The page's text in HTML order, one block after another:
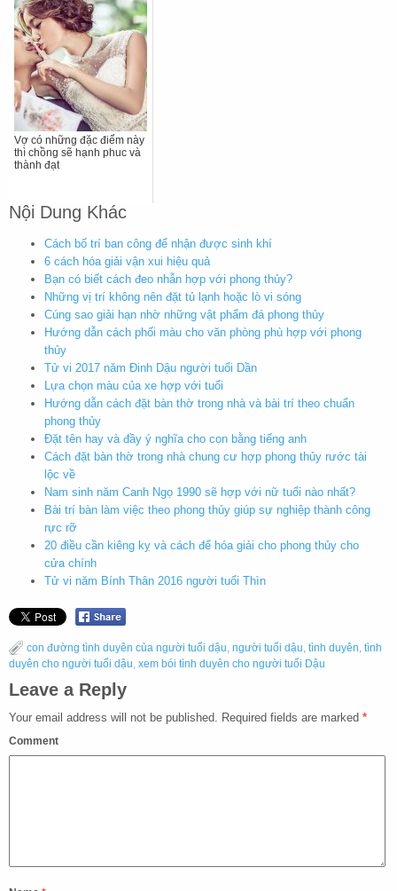
Vợ có những đặc điểm này
thì chồng sẽ hạnh phuc và
thành đạt
Nội Dung Khác
Cách bố trí ban công để nhận được sinh khí
6 cách hóa giải vận xui hiệu quả
Bạn có biết cách đeo nhẫn hợp với phong thủy?
Những vị trí không nên đặt tủ lạnh hoặc lò vi sóng
Cúng sao giải hạn nhờ những vật phẩm đá phong thủy
Hướng dẫn cách phối màu cho văn phòng phù hợp với phong
thủy
Tử vi 2017 năm Đinh Dậu người tuổi Dần
Lựa chọn màu của xe hợp với tuổi
Hướng dẫn cách đặt bàn thờ trong nhà và bài trí theo chuẩn
phong thủy
Đặt tên hay và đầy ý nghĩa cho con bằng tiếng anh
Cách đặt bàn thờ trong nhà chung cư hợp phong thủy rước tài
lộc về
Nam sinh năm Canh Ngọ 1990 sẽ hợp với nữ tuổi nào nhất?
Bài trí bàn làm việc theo phong thủy giúp sự nghiệp thành công
rực rỡ
20 điều cần kiêng kỵ và cách để hóa giải cho phong thủy cho
cửa chính
Tử vi năm Bính Thân 2016 người tuổi Thìn
con đường tình duyên của người tuổi dậu người tuổi dậu tình duyên tình
duyên cho người tuổi dậu xem bói tình duyên cho người tuổi Dậu
Leave a Reply
Your email address will not be published. Required fields are marked *
Comment